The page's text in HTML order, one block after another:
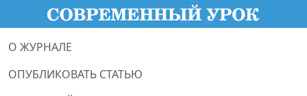
О ЖУРНАЛЕ
ОПУБЛИКОВАТЬ СТАТЬЮ